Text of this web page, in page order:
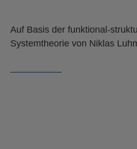
Auf Basis der funktional-
Systemtheorie von Niklas